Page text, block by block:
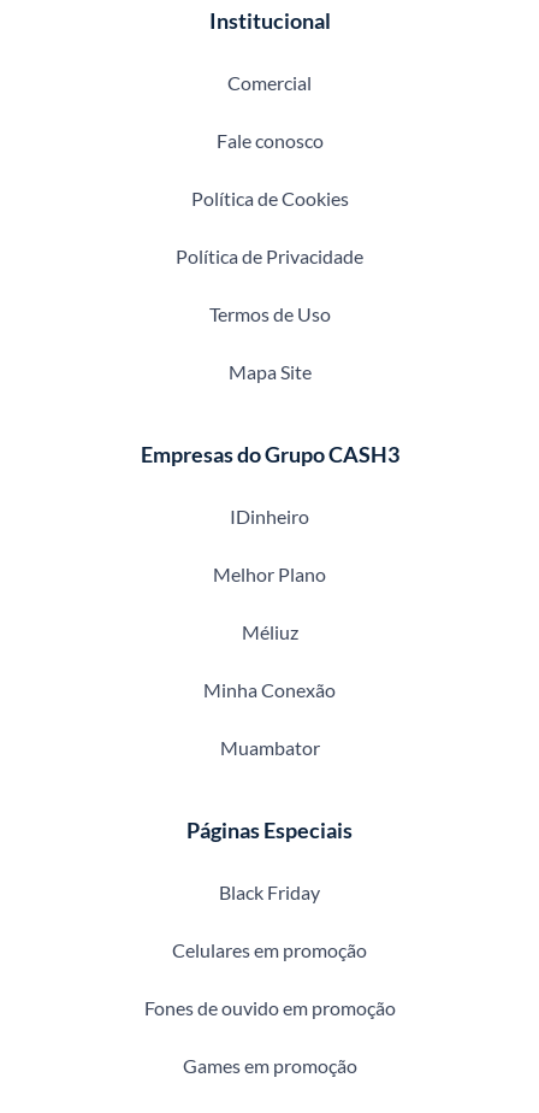
Institucional
Comercial
Fale conosco
Política de Cookies
Política de Privacidade
Termos de Uso
Mapa Site
Empresas do Grupo CASH3
IDinheiro
Melhor Plano
Méliuz
Minha Conexão
Muambator
Páginas Especiais
Black Friday
Celulares em promoção
Fones de ouvido em promoção
Games em promoção